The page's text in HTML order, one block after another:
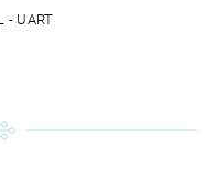
- UART